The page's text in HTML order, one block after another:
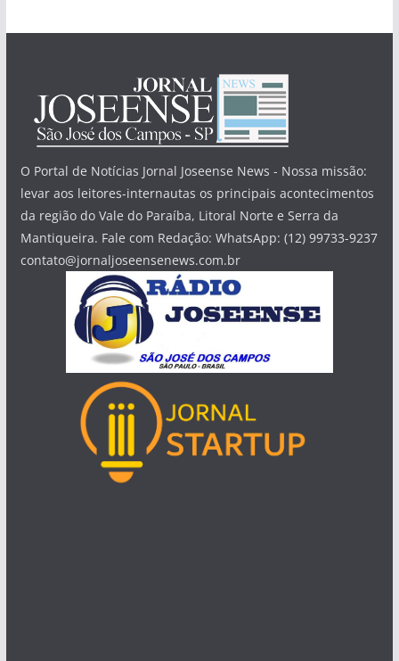
O Portal de Notícias Jornal Joseense News - Nossa missão:
levar aos leitores-internautas os principais acontecimentos
da região do Vale do Paraíba, Litoral Norte e Serra da
Mantiqueira. Fale com Redação: WhatsApp: (12) 99733-9237
contato@jornaljoseensenews.com.br